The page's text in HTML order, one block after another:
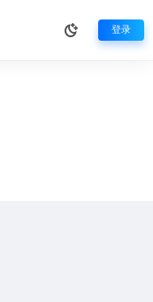
登录